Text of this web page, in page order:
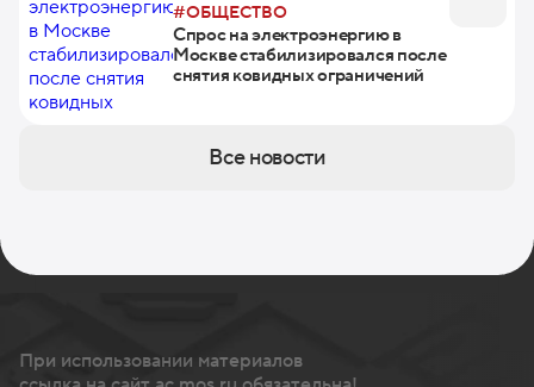
#ОБЩЕСТВО
Спрос на электроэнергию в
Москве стабилизировался после
снятия ковидных ограничений
Все новости
При использовании материалов